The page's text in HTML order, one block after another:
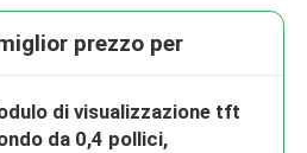
prezzo per
di visualizzazione tft
da 0,4 pollici,